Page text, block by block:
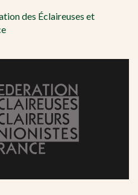
des Éclaireuses et